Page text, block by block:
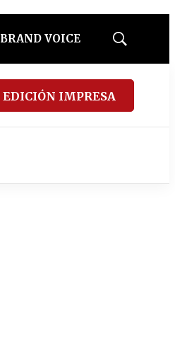
BRAND VOICE
Mostrar
EDICIÓN IMPRESA